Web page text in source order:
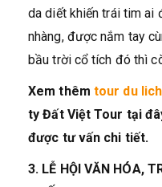
da diết khiến trái tim ai
nhàng, được nắm tay
bầu trời cổ tích đó thì
Xem thêm tour du
ty Đất Việt Tour tại
được tư vấn chi tiết.
3. LỄ HỘI VĂN HÓA,